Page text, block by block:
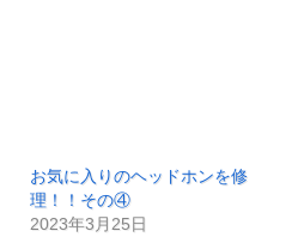
お気に入りのヘッドホンを修
理！！その④
2023年3月25日